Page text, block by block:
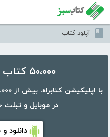
آپلود کتاب
۵۰،۰۰۰ کتاب در موبایل شما
در موبایل و تبلت
دانلود